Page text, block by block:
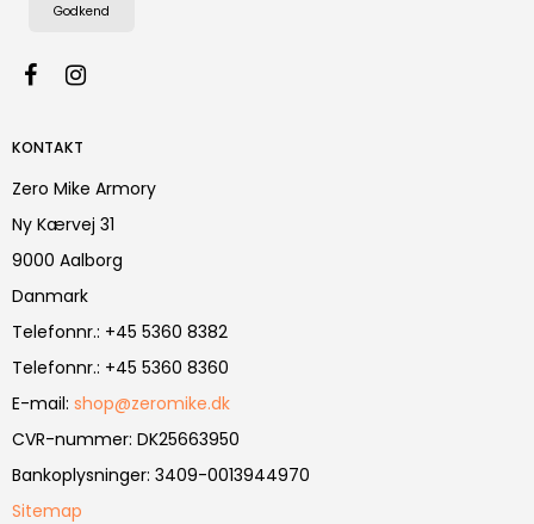
Godkend
KONTAKT
Zero Mike Armory
Ny Kærvej 31
9000 Aalborg
Danmark
Telefonnr.: +45 5360 8382
Telefonnr.: +45 5360 8360
E-mail: shop@zeromike.dk
CVR-nummer: DK25663950
Bankoplysninger: 3409-0013944970
Sitemap